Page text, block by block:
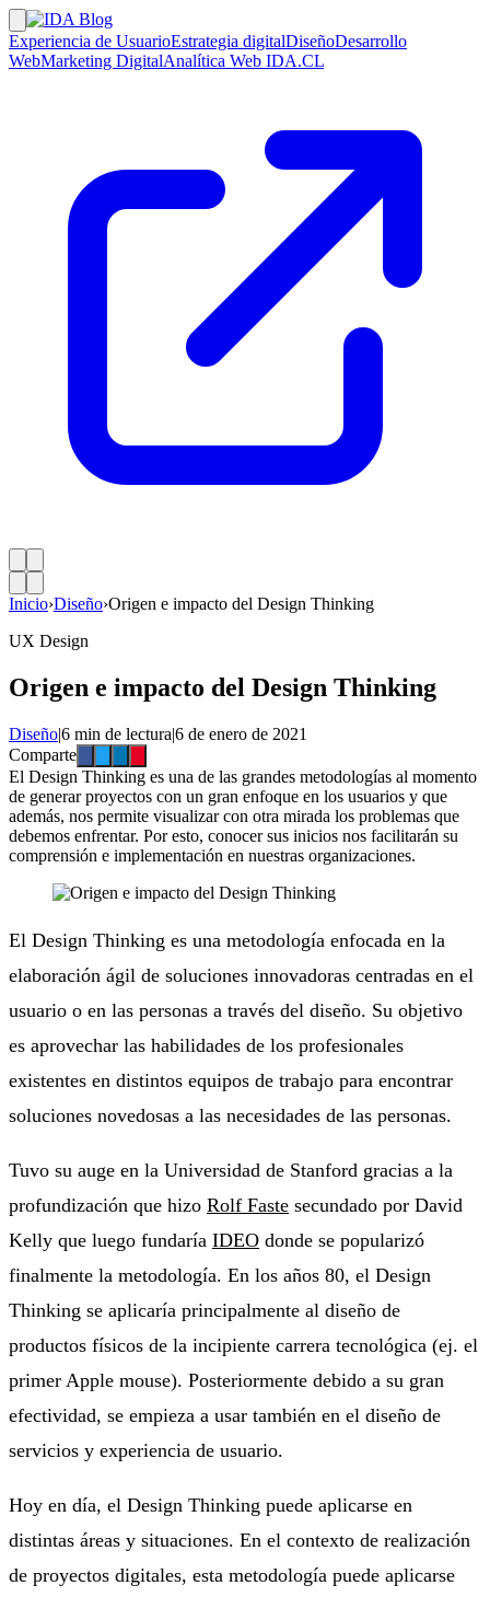
Experiencia de UsuarioEstrategia digitalDiseñoDesarrollo
WebMarketing DigitalAnalítica Web IDA.CL
Inicio›Diseño›Origen e impacto del Design Thinking
UX Design
Origen e impacto del Design Thinking
Diseño|6 min de lectura|6 de enero de 2021
Comparte
El Design Thinking es una de las grandes metodologías al momento
de generar proyectos con un gran enfoque en los usuarios y que
además, nos permite visualizar con otra mirada los problemas que
debemos enfrentar. Por esto, conocer sus inicios nos facilitarán su
comprensión e implementación en nuestras organizaciones.
El Design Thinking es una metodología enfocada en la
elaboración ágil de soluciones innovadoras centradas en el
usuario o en las personas a través del diseño. Su objetivo
es aprovechar las habilidades de los profesionales
existentes en distintos equipos de trabajo para encontrar
soluciones novedosas a las necesidades de las personas.
Tuvo su auge en la Universidad de Stanford gracias a la
profundización que hizo Rolf Faste secundado por David
Kelly que luego fundaría IDEO donde se popularizó
finalmente la metodología. En los años 80, el Design
Thinking se aplicaría principalmente al diseño de
productos físicos de la incipiente carrera tecnológica (ej. el
primer Apple mouse). Posteriormente debido a su gran
efectividad, se empieza a usar también en el diseño de
servicios y experiencia de usuario.
Hoy en día, el Design Thinking puede aplicarse en
distintas áreas y situaciones. En el contexto de realización
de proyectos digitales, esta metodología puede aplicarse